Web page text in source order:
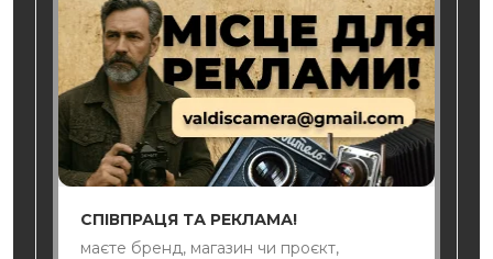
СПІВПРАЦЯ ТА РЕКЛАМА!
маєте бренд, магазин чи проєкт,